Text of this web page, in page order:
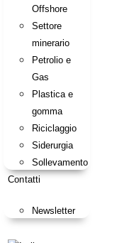
Offshore
Settore
minerario
Petrolio e
Gas
Plastica e
gomma
Riciclaggio
Siderurgia
Sollevamento
Contatti
Newsletter